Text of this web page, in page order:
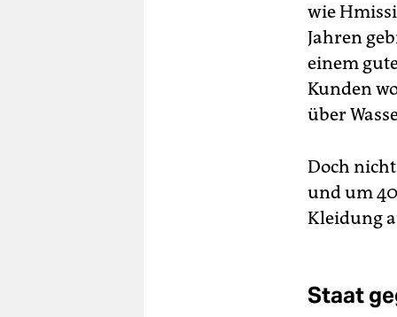
wie
Jahren
einem
Kunden
über
Doch
und um
Kleidung
Staat